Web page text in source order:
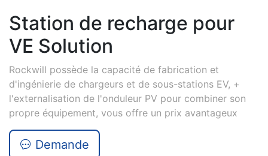
Station de recharge pour
VE Solution
Rockwill possède la capacité de fabrication et
d'ingénierie de chargeurs et de sous-stations EV, +
l'externalisation de l'onduleur PV pour combiner son
propre équipement, vous offre un prix avantageux
Demande